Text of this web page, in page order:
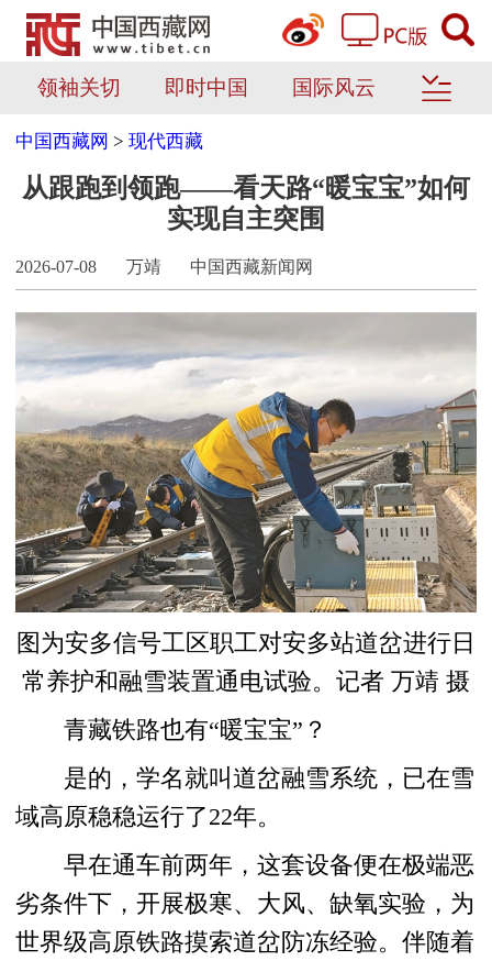
领袖关切 即时中国 国际风云
中国西藏网 >现代西藏
从跟跑到领跑——看天路“暖宝宝”如何
实现自主突围
2026-07-08 万靖 中国西藏新闻网
图为安多信号工区职工对安多站道岔进行日
常养护和融雪装置通电试验。记者 万靖 摄
青藏铁路也有“暖宝宝”？
是的，学名就叫道岔融雪系统，已在雪
域高原稳稳运行了22年。
早在通车前两年，这套设备便在极端恶
劣条件下，开展极寒、大风、缺氧实验，为
世界级高原铁路摸索道岔防冻经验。伴随着